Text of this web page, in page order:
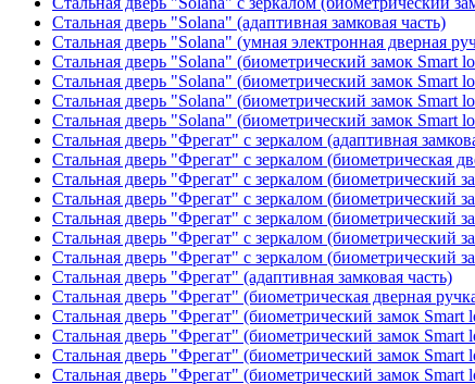
Стальная дверь "Solana" (адаптивная замковая часть)
Стальная дверь "Solana" (умная электронная дверная
Стальная дверь "Solana" (биометрический замок Smart
Стальная дверь "Solana" (биометрический замок Smart
Стальная дверь "Solana" (биометрический замок Smart
Стальная дверь "Solana" (биометрический замок Smart
Стальная дверь "Фрегат" с зеркалом (адаптивная
Стальная дверь "Фрегат" с зеркалом (биометрическая
Стальная дверь "Фрегат" с зеркалом (биометрический
Стальная дверь "Фрегат" с зеркалом (биометрический
Стальная дверь "Фрегат" с зеркалом (биометрический
Стальная дверь "Фрегат" с зеркалом (биометрический
Стальная дверь "Фрегат" с зеркалом (биометрический
Стальная дверь "Фрегат" (адаптивная замковая часть)
Стальная дверь "Фрегат" (биометрическая дверная
Стальная дверь "Фрегат" (биометрический замок Smart
Стальная дверь "Фрегат" (биометрический замок Smart
Стальная дверь "Фрегат" (биометрический замок Smart
Стальная дверь "Фрегат" (биометрический замок Smart